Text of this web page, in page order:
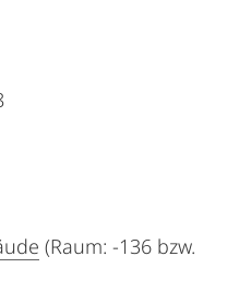
(Raum: -136 bzw.